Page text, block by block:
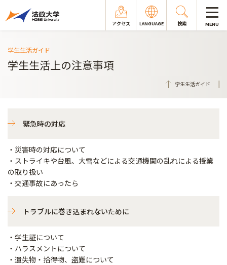
アクセス LANGUAGE 検索 MENU
学生生活ガイド
学生生活上の注意事項
学生生活ガイド
緊急時の対応
・災害時の対応について
・ストライキや台風、大雪などによる交通機関の乱れによる授業
の取り扱い
・交通事故にあったら
トラブルに巻き込まれないために
・学生証について
・ハラスメントについて
・遺失物・拾得物、盗難について